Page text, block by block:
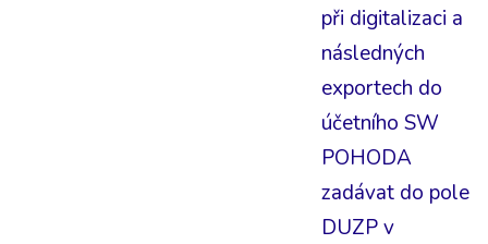
při digitalizaci a
následných
exportech do
účetního SW
POHODA
zadávat do pole
DUZP v